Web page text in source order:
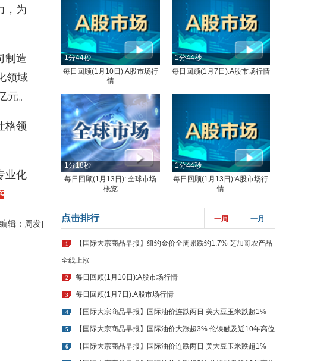
，为
制造
领域
。
格领
业化
辑：周发]
1分44秒
每日回顾(1月10日):A股市场行
情
1分44秒
每日回顾(1月7日):A股市场行情
1分18秒
每日回顾(1月13日): 全球市场
概览
1分44秒
每日回顾(1月13日):A股市场行
情
点击排行 一周 一月
1 【国际大宗商品早报】纽约金价全周累跌约1.7% 芝加哥农产品
全线上涨
2 每日回顾(1月10日):A股市场行情
3 每日回顾(1月7日):A股市场行情
4 【国际大宗商品早报】国际油价连跌两日 美大豆玉米跌超1%
5 【国际大宗商品早报】国际油价大涨超3% 伦镍触及近10年高位
6 【国际大宗商品早报】国际油价连跌两日 美大豆玉米跌超1%